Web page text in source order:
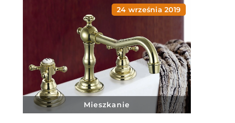
24 września 2019
Mieszkanie